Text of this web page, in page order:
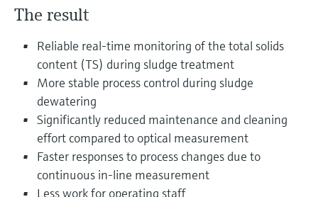
The result
Reliable real-time monitoring of the total solids
content (TS) during sludge treatment
More stable process control during sludge
dewatering
Significantly reduced maintenance and cleaning
effort compared to optical measurement
Faster responses to process changes due to
continuous in-line measurement
Less work for operating staff